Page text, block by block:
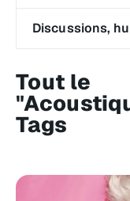
Discussions,
Tout le
Tags